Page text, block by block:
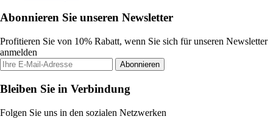
Abonnieren Sie unseren Newsletter
Profitieren Sie von 10% Rabatt, wenn Sie sich für unseren Newsletter
anmelden
Abonnieren
Bleiben Sie in Verbindung
Folgen Sie uns in den sozialen Netzwerken